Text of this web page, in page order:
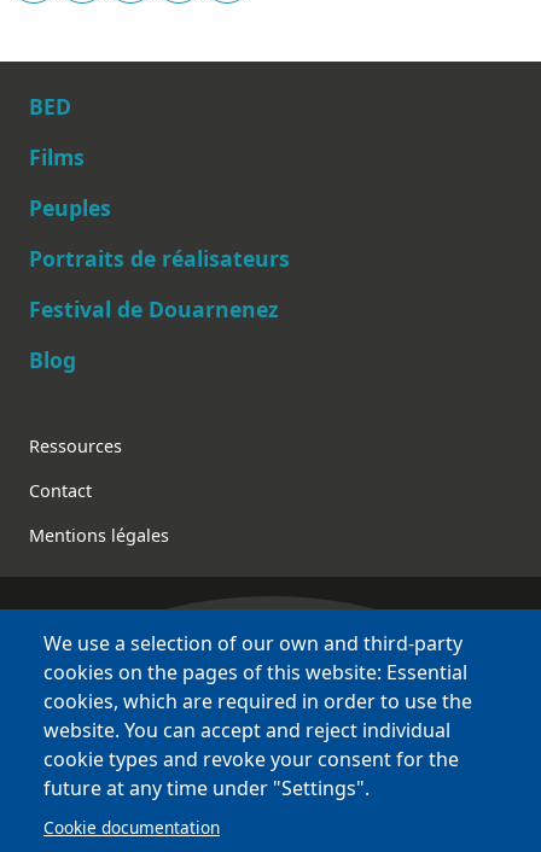
Main navigation
BED
Films
Peuples
Portraits de réalisateurs
Festival de Douarnenez
Blog
Footer
Ressources
Contact
Mentions légales
Bretagne Culture Diversité
des sites variés !
Sites
BCD
Bazhvalan
Bécédia
BED
We use a selection of our own and third-party
cookies on the pages of this website: Essential
cookies, which are required in order to use the
website. You can accept and reject individual
cookie types and revoke your consent for the
future at any time under "Settings".
Cookie documentation